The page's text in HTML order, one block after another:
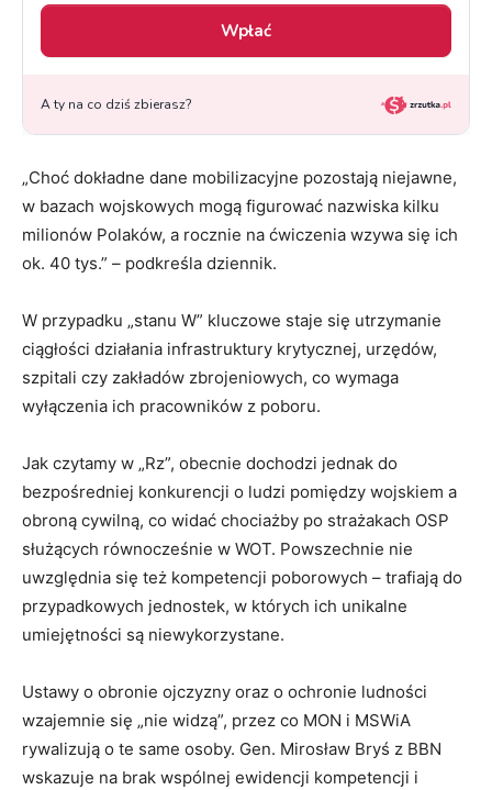
„Choć dokładne dane mobilizacyjne pozostają niejawne,
w bazach wojskowych mogą figurować nazwiska kilku
milionów Polaków, a rocznie na ćwiczenia wzywa się ich
ok. 40 tys.” – podkreśla dziennik.
W przypadku „stanu W” kluczowe staje się utrzymanie
ciągłości działania infrastruktury krytycznej, urzędów,
szpitali czy zakładów zbrojeniowych, co wymaga
wyłączenia ich pracowników z poboru.
Jak czytamy w „Rz”, obecnie dochodzi jednak do
bezpośredniej konkurencji o ludzi pomiędzy wojskiem a
obroną cywilną, co widać chociażby po strażakach OSP
służących równocześnie w WOT. Powszechnie nie
uwzględnia się też kompetencji poborowych – trafiają do
przypadkowych jednostek, w których ich unikalne
umiejętności są niewykorzystane.
Ustawy o obronie ojczyzny oraz o ochronie ludności
wzajemnie się „nie widzą”, przez co MON i MSWiA
rywalizują o te same osoby. Gen. Mirosław Bryś z BBN
wskazuje na brak wspólnej ewidencji kompetencji i